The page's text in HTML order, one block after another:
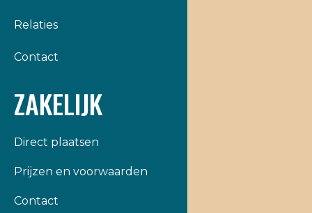
Relaties
Contact
ZAKELIJK
Direct plaatsen
Prijzen en voorwaarden
Contact